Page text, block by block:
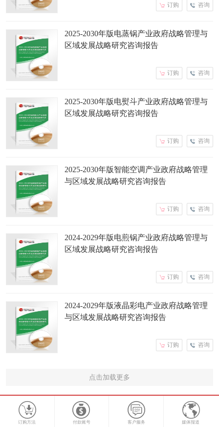
咨询
订购
2025-2030年版电蒸锅产业政府战略管理与
区域发展战略研究咨询报告
咨询
订购
2025-2030年版电熨斗产业政府战略管理与
区域发展战略研究咨询报告
咨询
订购
2025-2030年版智能空调产业政府战略管理
与区域发展战略研究咨询报告
咨询
订购
2024-2029年版电煎锅产业政府战略管理与
区域发展战略研究咨询报告
咨询
订购
2024-2029年版液晶彩电产业政府战略管理
与区域发展战略研究咨询报告
咨询
订购
点击加载更多
订购方法 付款账号 客户服务 媒体报道